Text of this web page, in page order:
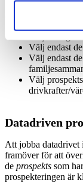
första steg när det
Välj endast
Välj endast
Välj
drivkrafter/
Datadriven
Att jobba datadrivet
framöver för att
de prospekts som
prospekteringen är